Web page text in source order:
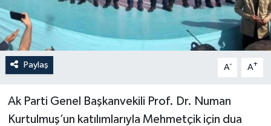
Paylaş A- A+
Ak Parti Genel Başkanvekili Prof. Dr. Numan
Kurtulmuş’un katılımlarıyla Mehmetçik için dua